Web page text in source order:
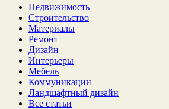
Недвижимость
Строительство
Материалы
Ремонт
Дизайн
Интерьеры
Мебель
Коммуникации
Ландшафтный дизайн
Все статьи